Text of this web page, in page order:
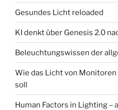
Gesundes Licht reloaded
KI denkt über Genesis 2.0
Beleuchtungswissen der
Wie das Licht von
soll
Human Factors in Lighting –